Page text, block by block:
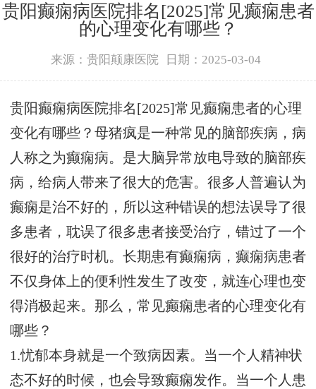
贵阳癫痫病医院排名[2025]常见癫痫患者
的心理变化有哪些？
来源：贵阳颠康医院 日期：2025-03-04
贵阳癫痫病医院排名[2025]常见癫痫患者的心理
变化有哪些？母猪疯是一种常见的脑部疾病，病
人称之为癫痫病。是大脑异常放电导致的脑部疾
病，给病人带来了很大的危害。很多人普遍认为
癫痫是治不好的，所以这种错误的想法误导了很
多患者，耽误了很多患者接受治疗，错过了一个
很好的治疗时机。长期患有癫痫病，癫痫病患者
不仅身体上的便利性发生了改变，就连心理也变
得消极起来。那么，常见癫痫患者的心理变化有
哪些？
1.忧郁本身就是一个致病因素。当一个人精神状
态不好的时候，也会导致癫痫发作。当一个人患